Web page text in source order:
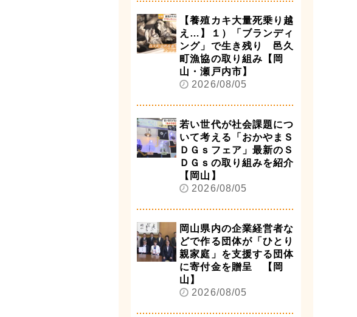
【養殖カキ大量死乗り越
え…】１）「ブランディ
ング」で生き残り 邑久
町漁協の取り組み【岡
山・瀬戸内市】
2026/08/05
若い世代が社会課題につ
いて考える「おかやまＳ
ＤＧｓフェア」最新のＳ
ＤＧｓの取り組みを紹介
【岡山】
2026/08/05
岡山県内の企業経営者な
どで作る団体が「ひとり
親家庭」を支援する団体
に寄付金を贈呈 【岡
山】
2026/08/05